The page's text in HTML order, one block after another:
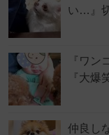
い…』
『ワ
『大
仲良し